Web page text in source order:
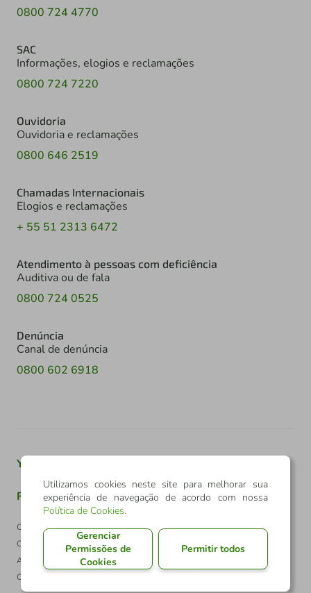
0800 724 4770
SAC
Informações, elogios e reclamações
0800 724 7220
Ouvidoria
Ouvidoria e reclamações
0800 646 2519
Chamadas Internacionais
Elogios e reclamações
+ 55 51 2313 6472
Atendimento à pessoas com deficiência
Auditiva ou de fala
0800 724 0525
Denúncia
Canal de denúncia
0800 602 6918
Youtube
Facebook TikTok
Confederação Sicredi
CNPJ: 03.795.072/0001-60
Av. Assis Brasil, 3940, J. Lindóia - Porto Alegre
CEP: 91010-003
Utilizamos cookies neste site para melhorar sua
experiência de navegação de acordo com nossa
Política de Cookies.
Gerenciar
Permissões de
Cookies
Permitir todos